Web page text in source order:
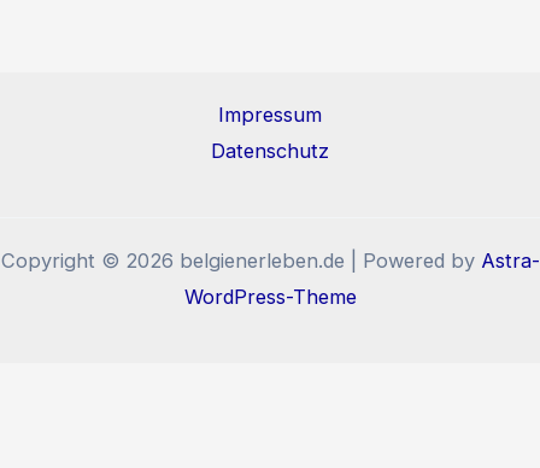
Impressum
Datenschutz
Copyright © 2026 belgienerleben.de | Powered by Astra-
WordPress-Theme